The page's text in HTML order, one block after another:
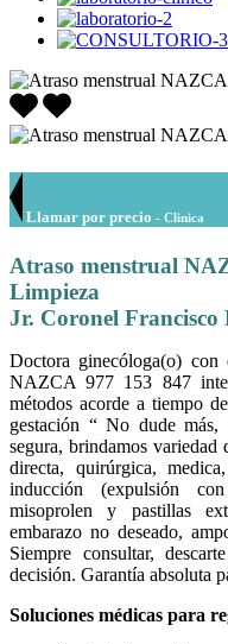
Llamar por precio - Clinica
Atraso menstrual
Limpieza
Jr. Coronel Francisco
Doctora ginecóloga(o) con
NAZCA 977 153 847
métodos acorde a tiempo
gestación “ No dude más,
segura, brindamos variedad
directa, quirúrgica,
inducción (expulsión
misoprolen y pastillas
embarazo no deseado,
Siempre consultar,
decisión. Garantía absoluta
Soluciones médicas para